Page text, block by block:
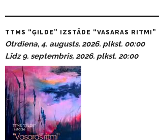
TTMS “ĢILDE” IZSTĀDE “VASARAS RITMI”
Otrdiena, 4. augusts, 2026. plkst. 00:00
Līdz 9. septembris, 2026. plkst. 20:00